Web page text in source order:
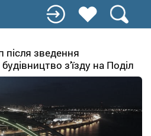
зведення
з’їзду на Поділ